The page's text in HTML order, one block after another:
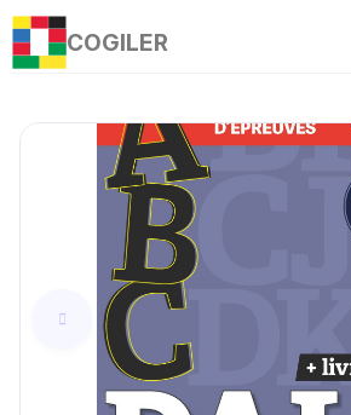
COGILER